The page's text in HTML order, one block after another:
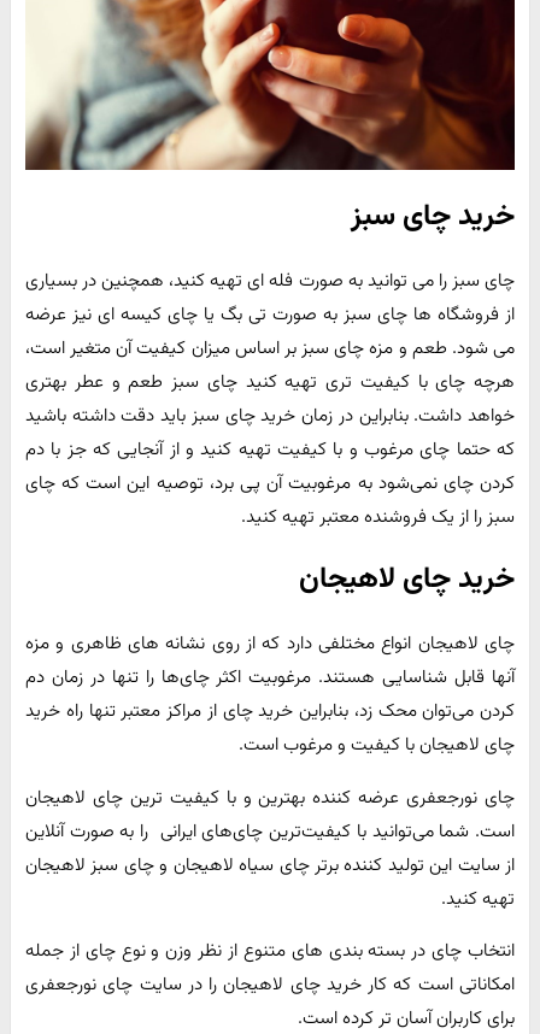
خرید چای سبز
چای سبز را می توانید به صورت فله ای تهیه کنید، همچنین در بسیاری
از فروشگاه ها چای سبز به صورت تی بگ یا چای کیسه ای نیز عرضه
می شود. طعم و مزه چای سبز بر اساس میزان کیفیت آن متغیر است،
هرچه چای با کیفیت تری تهیه کنید چای سبز طعم و عطر بهتری
خواهد داشت. بنابراین در زمان خرید چای سبز باید دقت داشته باشید
که حتما چای مرغوب و با کیفیت تهیه کنید و از آنجایی که جز با دم
کردن چای نمی‌شود به مرغوبیت آن پی برد، توصیه این است که چای
سبز را از یک فروشنده معتبر تهیه کنید.
خرید چای لاهیجان
چای لاهیجان انواع مختلفی دارد که از روی نشانه های ظاهری و مزه
آنها قابل شناسایی هستند. مرغوبیت اکثر چای‌ها را تنها در زمان دم
کردن می‌توان محک زد، بنابراین خرید چای از مراکز معتبر تنها راه خرید
چای لاهیجان با کیفیت و مرغوب است.
چای نورجعفری عرضه کننده بهترین و با کیفیت ترین چای لاهیجان
است. شما می‌توانید با کیفیت‌ترین چای‌های ایرانی را به صورت آنلاین
از سایت این تولید کننده برتر چای سیاه لاهیجان و چای سبز لاهیجان
تهیه کنید.
انتخاب چای در بسته بندی های متنوع از نظر وزن و نوع چای از جمله
امکاناتی است که کار خرید چای لاهیجان را در سایت چای نورجعفری
برای کاربران آسان تر کرده است.